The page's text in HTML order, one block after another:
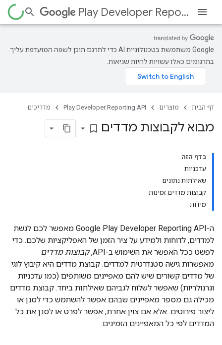
Play Developer Reporting API
‫Google משתמשת בטכנולוגיית AI כדי לתרגם תוכן לשפה המועדפת עליך.
בתרגומים כאלו עשויות להיות שגיאות.
דף הבית מוצרים Play Developer Reporting API מדריכים
מבוא לקבוצות מדדים bookmark_border
בדף הזה
עדכניות
שאילתות נתונים
קבוצות מדדים זמינות
מידות
ה-Google Play Developer Reporting API מאפשר לכם לגשת
למדדים, לדוחות ולמידע על ציר הזמן של האפליקציות שלכם. כדי
לפשט ככל האפשר את השימוש ב-API,
קבוצות מדדים
מאפשרות גישה סטנדרטית למדדים. קבוצת מדדים היא קיבוץ לוגי
של מדדים קשורים שיש להם מאפיינים משותפים (כמו עדכניות
וגרנולריות) שאפשר לשלוח לגביהם שאילתות ביחד. קבוצת מדדים
מכילה גם מספר מאפיינים שבהם אפשר להשתמש כדי לסנן או
ליצור פירוטים. אלא אם צוין אחרת, אפשר לפרט או לסנן את כל
המדדים לפי כל המאפיינים הזמינים.